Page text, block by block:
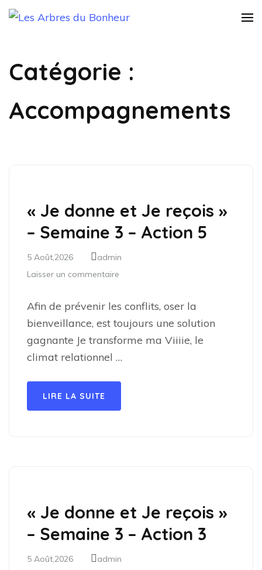
Catégorie :
Accompagnements
« Je donne et Je reçois »
– Semaine 3 – Action 5
5 Août,2026
admin
Laisser un commentaire
Afin de prévenir les conflits, oser la
bienveillance, est toujours une solution
gagnante Je transforme ma Viiiie, le
climat relationnel …
LIRE LA SUITE
« Je donne et Je reçois »
– Semaine 3 – Action 3
5 Août,2026
admin